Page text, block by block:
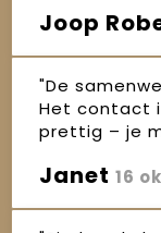
Joop
"De
Het contact
prettig – je
Janet 16